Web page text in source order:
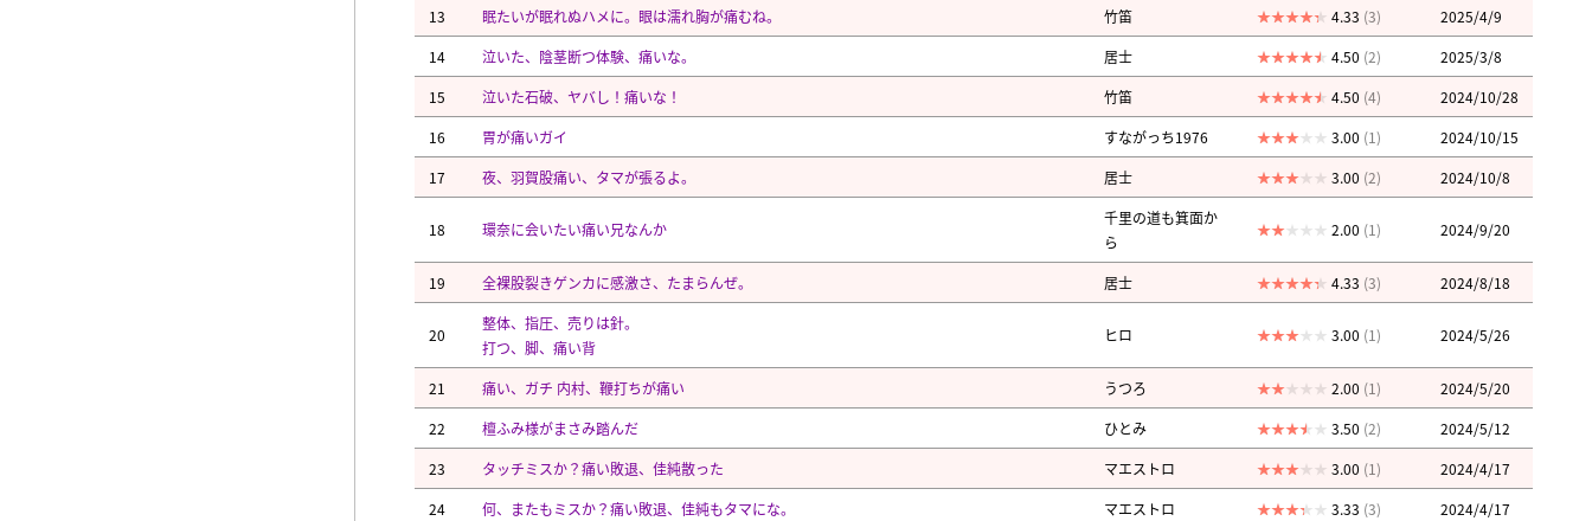
13
眠たいが眠れぬハメに。眼は濡れ胸が痛むね。 竹笛 4.33 (3)
2025/4/9
14
泣いた、陰茎断つ体験、痛いな。 居士 4.50 (2)
2025/3/8
15
泣いた石破、ヤバし！痛いな！ 竹笛 4.50 (4)
2024/10/28
16
胃が痛いガイ すながっち1976 3.00 (1)
2024/10/15
17
夜、羽賀股痛い、タマが張るよ。 居士 3.00 (2) 2024/10/8
18 環奈に会いたい痛い兄なんか
千里の道も箕面か
ら
2.00 (1) 2024/9/20
19 全裸股裂きゲンカに感激さ、たまらんぜ。 居士 4.33 (3) 2024/8/18
20
整体、指圧、売りは針。
打つ、脚、痛い背
ヒロ 3.00 (1) 2024/5/26
21 痛い、ガチ 内村、鞭打ちが痛い うつろ 2.00 (1)
2024/5/20
22
檀ふみ様がまさみ踏んだ ひとみ 3.50 (2)
2024/5/12
23
タッチミスか？痛い敗退、佳純散った マエストロ 3.00 (1)
2024/4/17
24
何、またもミスか？痛い敗退、佳純もタマにな。 マエストロ 3.33 (3)
2024/4/17